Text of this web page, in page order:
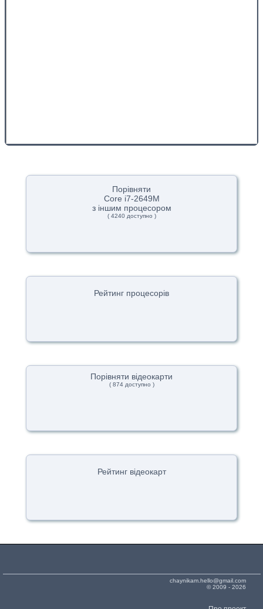
Порівняти
Core i7-2649M
з іншим процесором
( 4240 доступно )
Рейтинг процесорів
Порівняти відеокарти
( 874 доступно )
Рейтинг відеокарт
chaynikam.hello@gmail.com
© 2009 - 2026